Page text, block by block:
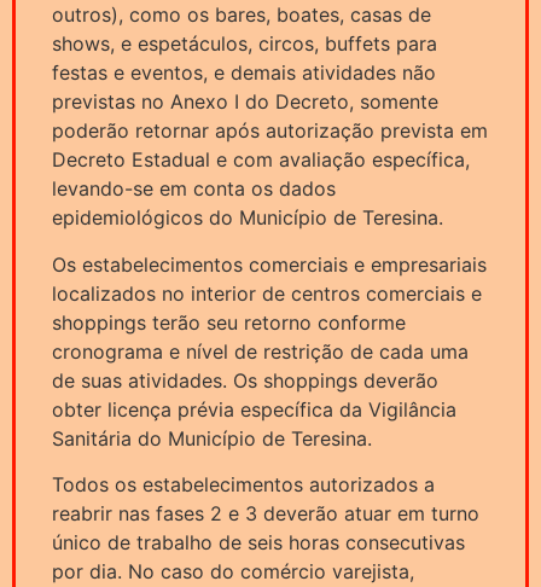
outros), como os bares, boates, casas de
shows, e espetáculos, circos, buffets para
festas e eventos, e demais atividades não
previstas no Anexo I do Decreto, somente
poderão retornar após autorização prevista em
Decreto Estadual e com avaliação específica,
levando-se em conta os dados
epidemiológicos do Município de Teresina.
Os estabelecimentos comerciais e empresariais
localizados no interior de centros comerciais e
shoppings terão seu retorno conforme
cronograma e nível de restrição de cada uma
de suas atividades. Os shoppings deverão
obter licença prévia específica da Vigilância
Sanitária do Município de Teresina.
Todos os estabelecimentos autorizados a
reabrir nas fases 2 e 3 deverão atuar em turno
único de trabalho de seis horas consecutivas
por dia. No caso do comércio varejista,